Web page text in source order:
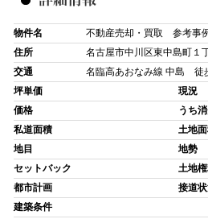
物件名
不動産売却・買取 参考事
住所
名古屋市中川区東中島町１
交通
名臨高あおなみ線 中島 徒
坪単価
現況
価格
うち
私道面積
土地
地目
地勢
セットバック
土地権
都市計画
接道
建築条件